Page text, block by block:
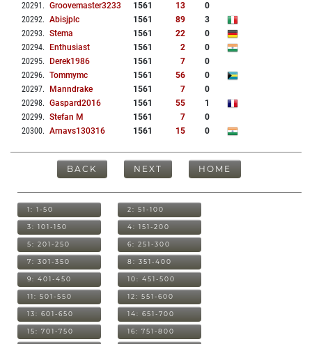
20291 . Groovemaster3233 1561 13
0
20292. Abisjplc 1561 89
3
20293. Stema 1561 22
0
20294. Enthusiast 1561 2
0
20295. Derek1986 1561 7
0
20296. Tommymc 1561 56
0
20297. Manndrake 1561 7
0
20298. Gaspard2016 1561 55
1
20299. Stefan M 1561 7
0
20300. Arnavs130316 1561 15 0
BACK NEXT HOME
1: 1-50 2: 51-100
3: 101-150 4: 151-200
5: 201-250 6: 251-300
7: 301-350 8: 351-400
9: 401-450 10: 451-500
11: 501-550 12: 551-600
13: 601-650 14: 651-700
15: 701-750 16: 751-800